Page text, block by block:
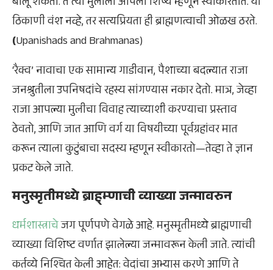
ठिकाणी वंश नव्हे, तर सत्यप्रियता ही ब्राह्मणत्वाची ओळख ठरते.
(Upanishads and Brahmanas)
‘रैक्व’ नावाचा एक सामान्य गाडीवान, पैशाच्या बदल्यात राजा
जनश्रुतीला उपनिषदांचे रहस्य सांगण्यास नकार देतो. मात्र, जेव्हा
राजा आपल्या मुलीचा विवाह त्याच्याशी करण्याचा प्रस्ताव
ठेवतो, आणि जात आणि वर्ग या विषयीच्या पूर्वग्रहांवर मात
करून त्याला कुटुंबाचा सदस्य म्हणून स्वीकारतो—तेव्हा ते ज्ञान
प्रकट केले जाते.
मनुस्मृतीमध्ये ब्राह्म्णाची व्याख्या जन्मावरुन
धर्मशास्त्राचेजग पूर्णपणे वेगळे आहे. मनुस्मृतीमध्ये ब्राह्मणाची
व्याख्या विशिष्ट वर्णात झालेल्या जन्मावरून केली जाते. त्यांची
कर्तव्ये निश्चित केली आहेत: वेदांचा अभ्यास करणे आणि ते